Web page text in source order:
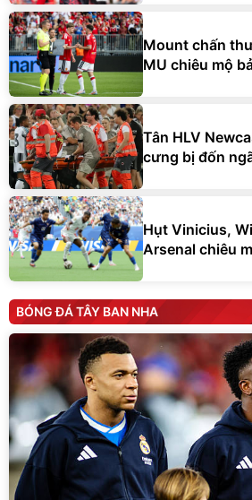
Mount chấn
MU chiêu mộ
Tân HLV
cưng bị đốn
Hụt Vinicius,
Arsenal chiêu
BÓNG ĐÁ TÂY BAN NHA